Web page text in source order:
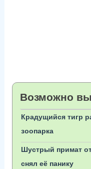
Возможно
Крадущийся тигр
зоопарка
Шустрый примат
снял её панику